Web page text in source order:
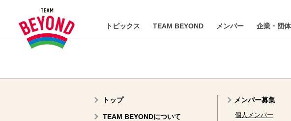
トピックス TEAM BEYOND メンバー 企業・団体
トップ
TEAM BEYONDについて
メンバー募集
個人メンバー